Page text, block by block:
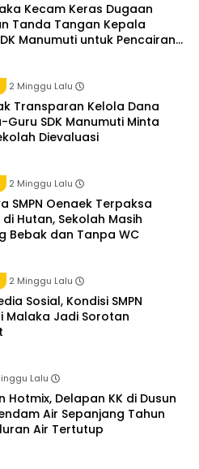
Kecam Keras Dugaan
Tanda Tangan Kepala
Manumuti untuk Pencairan
2 Minggu Lalu
Transparan Kelola Dana
Guru SDK Manumuti Minta
Dievaluasi
2 Minggu Lalu
SMPN Oenaek Terpaksa
Hutan, Sekolah Masih
Bebak dan Tanpa WC
2 Minggu Lalu
Sosial, Kondisi SMPN
Malaka Jadi Sorotan
Lalu
Hotmix, Delapan KK di Dusun
Air Sepanjang Tahun
Air Tertutup